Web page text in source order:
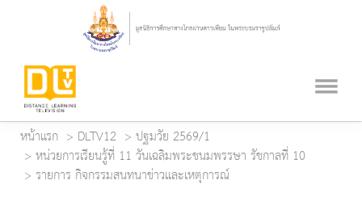
หน้าแรก DLTV12
ปฐมวัย 2569/1
หน่วยการเรียนรู้ที่ 11 วันเฉลิมพระชนมพรรษา รัชกาลที่ 10
รายการ กิจกรรมสนทนาข่าวและเหตุการณ์